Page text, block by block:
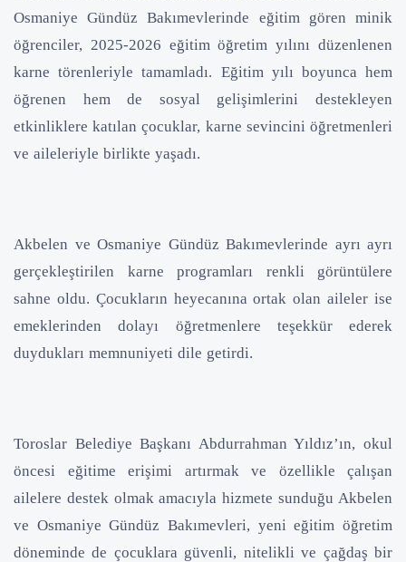
Osmaniye Gündüz Bakımevlerinde eğitim gören minik
öğrenciler, 2025-2026 eğitim öğretim yılını düzenlenen
karne törenleriyle tamamladı. Eğitim yılı boyunca hem
öğrenen hem de sosyal gelişimlerini destekleyen
etkinliklere katılan çocuklar, karne sevincini öğretmenleri
ve aileleriyle birlikte yaşadı.
Akbelen ve Osmaniye Gündüz Bakımevlerinde ayrı ayrı
gerçekleştirilen karne programları renkli görüntülere
sahne oldu. Çocukların heyecanına ortak olan aileler ise
emeklerinden dolayı öğretmenlere teşekkür ederek
duydukları memnuniyeti dile getirdi.
Toroslar Belediye Başkanı Abdurrahman Yıldız’ın, okul
öncesi eğitime erişimi artırmak ve özellikle çalışan
ailelere destek olmak amacıyla hizmete sunduğu Akbelen
ve Osmaniye Gündüz Bakımevleri, yeni eğitim öğretim
döneminde de çocuklara güvenli, nitelikli ve çağdaş bir